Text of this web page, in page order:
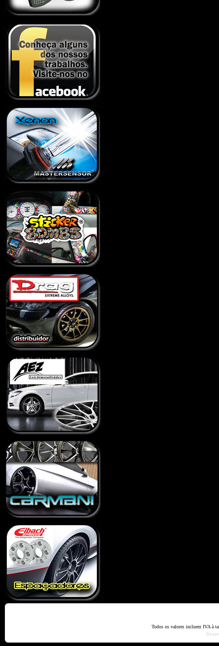
Todos os valores incluem IVA à